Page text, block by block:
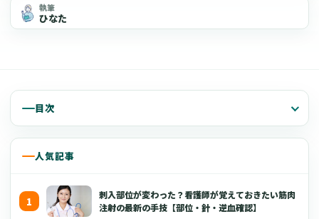
執筆
ひなた
目次
人気記事
刺入部位が変わった？看護師が覚えておきたい筋肉
注射の最新の手技【部位・針・逆血確認】